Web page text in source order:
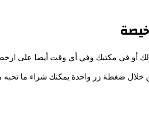
أو في مكتبك وفي أي وقت أيضا على
ضغطة زر واحدة يمكنك شراء ما تحبه من